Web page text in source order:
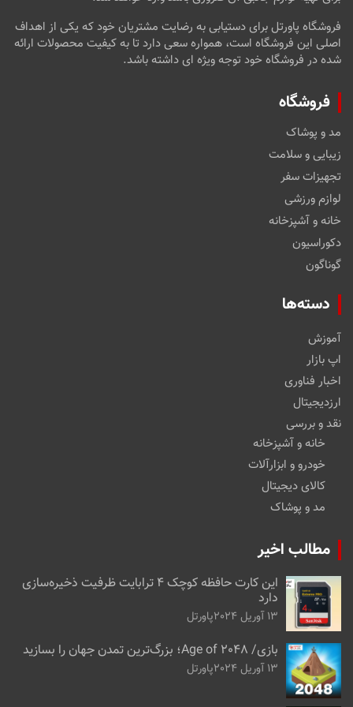
فروشگاه پاورتل برای دستیابی به رضایت مشتریان خود که یکی از اهداف
اصلی این فروشگاه است، همواره سعی دارد تا به کیفیت محصولات ارائه
شده در فروشگاه خود توجه ویژه ای داشته باشد.
فروشگاه
مد و پوشاک
زیبایی و سلامت
تجهیزات سفر
لوازم ورزشی
خانه و آشپزخانه
دکوراسیون
گوناگون
دسته‌ها
آموزش
اپ بازار
اخبار فناوری
ارزدیجیتال
نقد و بررسی
خانه و آشپزخانه
خودرو و ابزارآلات
کالای دیجیتال
مد و پوشاک
مطالب اخیر
این کارت حافظه کوچک ۴ ترابایت ظرفیت ذخیره‌سازی
دارد
13 آوریل 2024 پاورتل
بازی/ Age of 2048؛ بزرگ‌ترین تمدن جهان را بسازید
13 آوریل 2024 پاورتل